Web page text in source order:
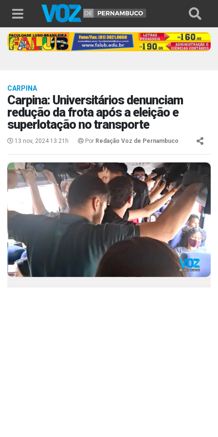
CARPINA
Carpina: Universitários denunciam
redução da frota após a eleição e
superlotação no transporte
13 nov, 2024 13:21h Por Redação Voz de Pernambuco